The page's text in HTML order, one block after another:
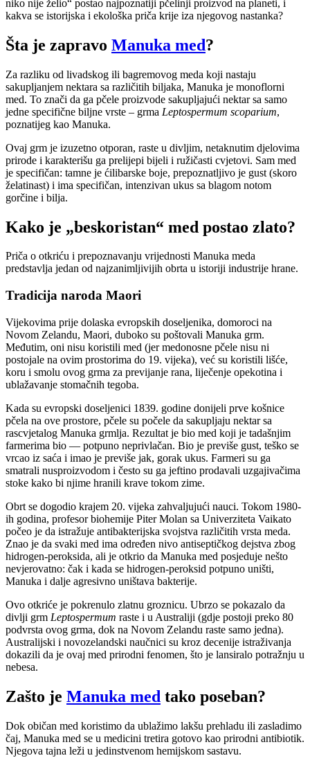
niko nije želio“ postao najpoznatiji pčelinji proizvod na planeti, i
kakva se istorijska i ekološka priča krije iza njegovog nastanka?
Šta je zapravo Manuka med?
Za razliku od livadskog ili bagremovog meda koji nastaju
sakupljanjem nektara sa različitih biljaka, Manuka je monoflorni
med. To znači da ga pčele proizvode sakupljajući nektar sa samo
jedne specifične biljne vrste – grma Leptospermum scoparium,
poznatijeg kao Manuka.
Ovaj grm je izuzetno otporan, raste u divljim, netaknutim djelovima
prirode i karakterišu ga prelijepi bijeli i ružičasti cvjetovi. Sam med
je specifičan: tamne je ćilibarske boje, prepoznatljivo je gust (skoro
želatinast) i ima specifičan, intenzivan ukus sa blagom notom
gorčine i bilja.
Kako je „beskoristan“ med postao zlato?
Priča o otkriću i prepoznavanju vrijednosti Manuka meda
predstavlja jedan od najzanimljivijih obrta u istoriji industrije hrane.
Tradicija naroda Maori
Vijekovima prije dolaska evropskih doseljenika, domoroci na
Novom Zelandu, Maori, duboko su poštovali Manuka grm.
Međutim, oni nisu koristili med (jer medonosne pčele nisu ni
postojale na ovim prostorima do 19. vijeka), već su koristili lišće,
koru i smolu ovog grma za previjanje rana, liječenje opekotina i
ublažavanje stomačnih tegoba.
Kada su evropski doseljenici 1839. godine donijeli prve košnice
pčela na ove prostore, pčele su počele da sakupljaju nektar sa
rascvjetalog Manuka grmlja. Rezultat je bio med koji je tadašnjim
farmerima bio — potpuno neprivlačan. Bio je previše gust, teško se
vrcao iz saća i imao je previše jak, gorak ukus. Farmeri su ga
smatrali nusproizvodom i često su ga jeftino prodavali uzgajivačima
stoke kako bi njime hranili krave tokom zime.
Obrt se dogodio krajem 20. vijeka zahvaljujući nauci. Tokom 1980-
ih godina, profesor biohemije Piter Molan sa Univerziteta Vaikato
počeo je da istražuje antibakterijska svojstva različitih vrsta meda.
Znao je da svaki med ima određen nivo antiseptičkog dejstva zbog
hidrogen-peroksida, ali je otkrio da Manuka med posjeduje nešto
nevjerovatno: čak i kada se hidrogen-peroksid potpuno uništi,
Manuka i dalje agresivno uništava bakterije.
Ovo otkriće je pokrenulo zlatnu groznicu. Ubrzo se pokazalo da
divlji grm Leptospermum raste i u Australiji (gdje postoji preko 80
podvrsta ovog grma, dok na Novom Zelandu raste samo jedna).
Australijski i novozelandski naučnici su kroz decenije istraživanja
dokazili da je ovaj med prirodni fenomen, što je lansiralo potražnju u
nebesa.
Zašto je Manuka med tako poseban?
Dok običan med koristimo da ublažimo lakšu prehladu ili zasladimo
čaj, Manuka med se u medicini tretira gotovo kao prirodni antibiotik.
Njegova tajna leži u jedinstvenom hemijskom sastavu.